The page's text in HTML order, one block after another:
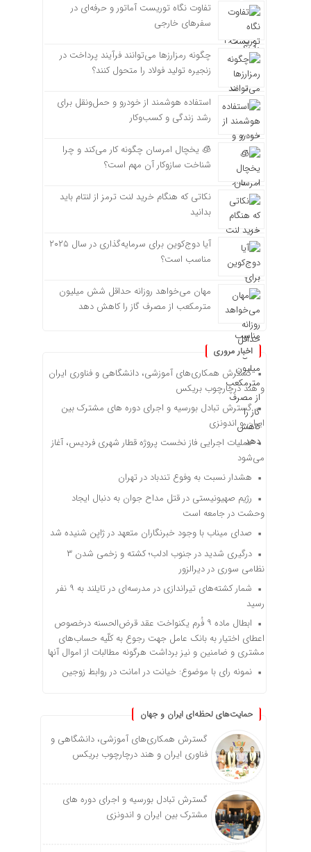
تفاوت نگاه توریست آماتور و حرفه‌ای در
سفرهای خارجی
چگونه رمزارزها می‌توانند فرآیند پرداخت در
زنجیره تولید فولاد را متحول کنند؟
استفاده هوشمند از خودرو و حمل‌ونقل برای
رشد زندگی و کسب‌وکار
🧊 یخچال امرسان چگونه کار می‌کند و چرا
شناخت سازوکار آن مهم است؟
نکاتی که هنگام خرید لنت ترمز از لنتام باید
بدانید
آیا دوج‌کوین برای سرمایه‌گذاری در سال ۲۰۲۵
مناسب است؟
مهان می‌خواهد روزانه حداقل شش میلیون
مترمکعب از مصرف گاز را کاهش دهد
اخبار مروری
گسترش همکاری‌های آموزشی، دانشگاهی و فناوری ایران
و هند درچارچوب بریکس
گسترش تبادل بورسیه و اجرای دوره های مشترک بین
ایران و اندونزی
عملیات اجرایی فاز نخست پروژه قطار شهری فردیس، آغاز
می‌شود
هشدار نسبت به وفوع تندباد در تهران
رژیم صهیونیستی در قتل مداح جوان به دنبال ایجاد
وحشت در جامعه است
صدای میناب با وجود خبرنگاران متعهد در ژاپن شنیده شد
درگیری شدید در جنوب ادلب؛ کشته و زخمی شدن ۳
نظامی سوری در دیرالزور
شمار کشته‌های تیراندازی در مدرسه‌ای در تایلند به ۹ نفر
رسید
ابطال ماده ۹ فُرم یکنواخت عقد قرض‌الحسنه درخصوص
اعطای اختیار به بانک عامل جهت رجوع به کلّیه حساب‌های
مشتری و ضامنین و نیز برداشت هرگونه مطالبات از اموال آنها
نمونه رای با موضوع: خیانت در امانت در روابط زوجین
حمایت‌های لحظه‌ای ایران و جهان
گسترش همکاری‌های آموزشی، دانشگاهی و
فناوری ایران و هند درچارچوب بریکس
گسترش تبادل بورسیه و اجرای دوره های
مشترک بین ایران و اندونزی